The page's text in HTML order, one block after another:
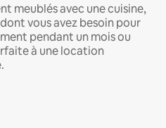
meublés avec une cuisine,
vous avez besoin pour
pendant un mois ou
à une location